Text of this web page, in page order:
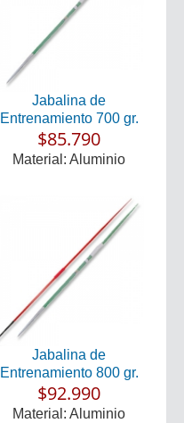
Jabalina de
Entrenamiento 700 gr.
$85.790
Material: Aluminio
Jabalina de
Entrenamiento 800 gr.
$92.990
Material: Aluminio